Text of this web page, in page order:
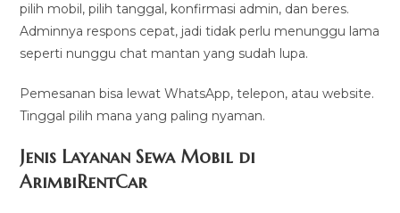
pilih mobil, pilih tanggal, konfirmasi admin, dan beres.
Adminnya respons cepat, jadi tidak perlu menunggu lama
seperti nunggu chat mantan yang sudah lupa.
Pemesanan bisa lewat WhatsApp, telepon, atau website.
Tinggal pilih mana yang paling nyaman.
Jenis Layanan Sewa Mobil di
ArimbiRentCar